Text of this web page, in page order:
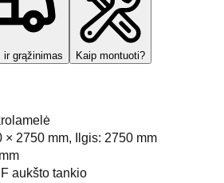
ir grąžinimas Kaip montuoti?
× 2750 mm, Ilgis: 2750 mm
aukšto tankio